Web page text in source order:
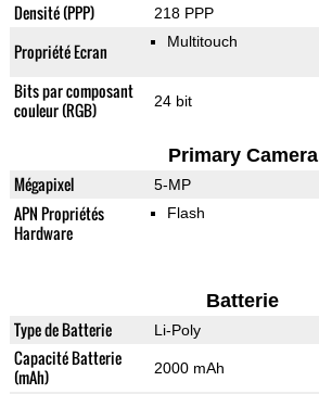
Densité (PPP) 218 PPP
Propriété Ecran Multitouch
Bits par composant
couleur (RGB)
24 bit
Primary Camera
Mégapixel 5-MP
APN Propriétés
Hardware
Flash
Batterie
Type de Batterie Li-Poly
Capacité Batterie
(mAh)
2000 mAh